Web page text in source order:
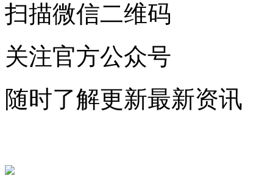
扫描微信二维码
关注官方公众号
随时了解更新最新资讯